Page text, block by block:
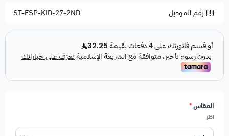
اللعب والمناسبات الرياضية.
طقم متكامل: تيشيرت + شورت بتصميم منتخب إسبانيا
الاحتياطي
خامة مريحة وناعمة على بشرة الطفل، مناسبة للنشاط
والحركة
مقاسات متعددة تناسب مختلف الأعمار
مثالي لكرة القدم، التشجيع، الهدايا، والمناسبات الرياضية
رقم الموديل ST-ESP-KID-27-2ND
المقاس*
اختر